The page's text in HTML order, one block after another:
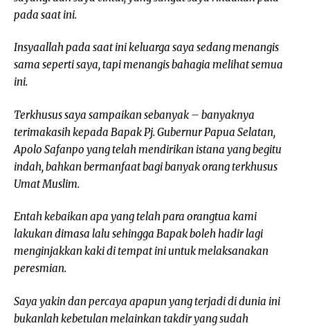
pada saat ini.
Insyaallah pada saat ini keluarga saya sedang menangis
sama seperti saya, tapi menangis bahagia melihat semua
ini.
Terkhusus saya sampaikan sebanyak – banyaknya
terimakasih kepada Bapak Pj. Gubernur Papua Selatan,
Apolo Safanpo yang telah mendirikan istana yang begitu
indah, bahkan bermanfaat bagi banyak orang terkhusus
Umat Muslim.
Entah kebaikan apa yang telah para orangtua kami
lakukan dimasa lalu sehingga Bapak boleh hadir lagi
menginjakkan kaki di tempat ini untuk melaksanakan
peresmian.
Saya yakin dan percaya apapun yang terjadi di dunia ini
bukanlah kebetulan melainkan takdir yang sudah